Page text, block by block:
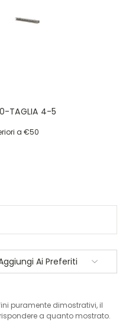
TAGLIA 4-5
a €50
Ai Preferiti
puramente dimostrativi, il
a quanto mostrato.